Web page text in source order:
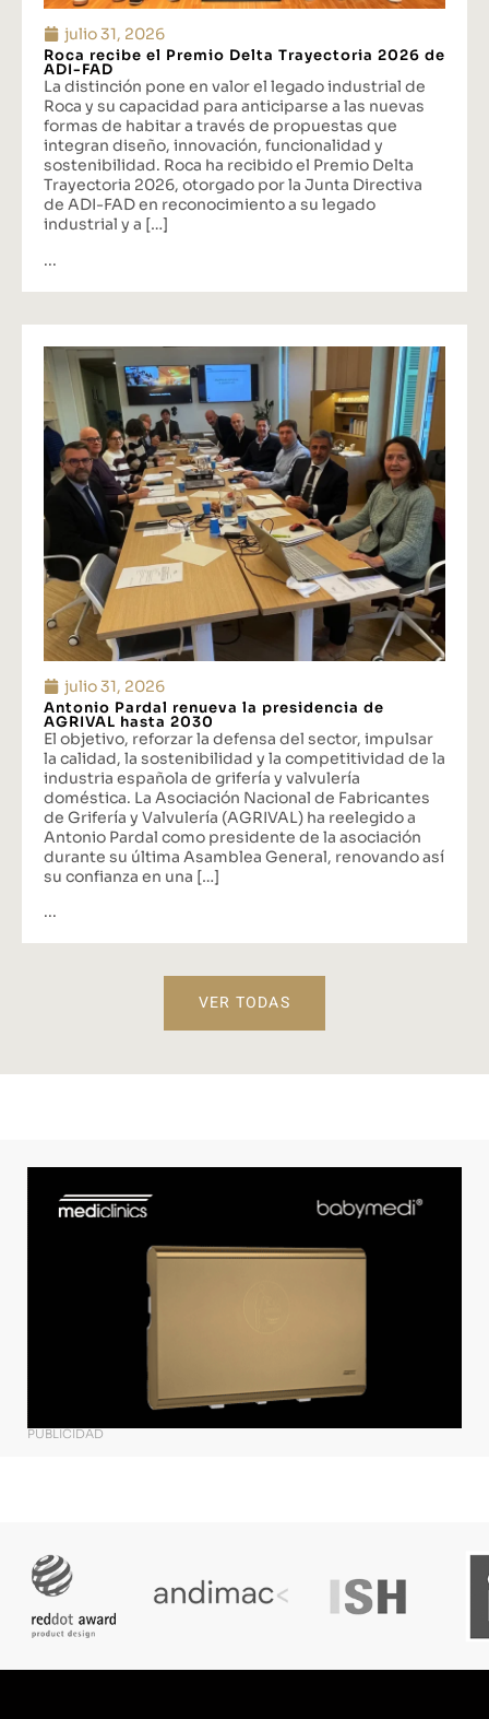
julio 31, 2026
Roca recibe el Premio Delta Trayectoria 2026 de
ADI-FAD
La distinción pone en valor el legado industrial de
Roca y su capacidad para anticiparse a las nuevas
formas de habitar a través de propuestas que
integran diseño, innovación, funcionalidad y
sostenibilidad. Roca ha recibido el Premio Delta
Trayectoria 2026, otorgado por la Junta Directiva
de ADI-FAD en reconocimiento a su legado
industrial y a […]
...
julio 31, 2026
Antonio Pardal renueva la presidencia de
AGRIVAL hasta 2030
El objetivo, reforzar la defensa del sector, impulsar
la calidad, la sostenibilidad y la competitividad de la
industria española de grifería y valvulería
doméstica. La Asociación Nacional de Fabricantes
de Grifería y Valvulería (AGRIVAL) ha reelegido a
Antonio Pardal como presidente de la asociación
durante su última Asamblea General, renovando así
su confianza en una […]
...
VER TODAS
PUBLICIDAD